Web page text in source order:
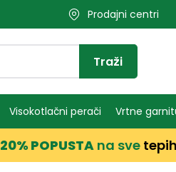
Prodajni centri
Traži
Visokotlačni perači Vrtne
20% POPUSTA na sve